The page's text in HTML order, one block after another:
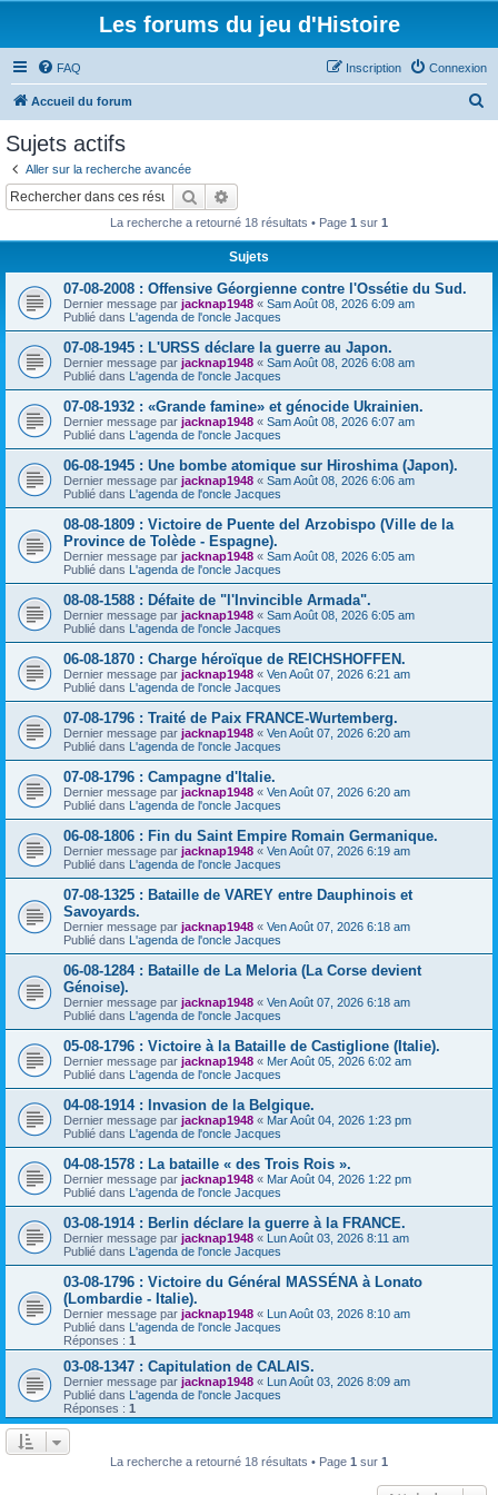
Les forums du jeu d'Histoire
FAQ Connexion
Inscription
Accueil du forum
Sujets actifs
Aller sur la recherche avancée
Rechercher
La recherche a retourné 18 résultats • Page 1 sur 1
Sujets
07-08-2008 : Offensive Géorgienne contre l'Ossétie du Sud.
Dernier message par jacknap1948 « Sam Août 08, 2026 6:09 am
Publié dans L'agenda de l'oncle Jacques
07-08-1945 : L'URSS déclare la guerre au Japon.
Dernier message par jacknap1948 « Sam Août 08, 2026 6:08 am
Publié dans L'agenda de l'oncle Jacques
07-08-1932 : «Grande famine» et génocide Ukrainien.
Dernier message par jacknap1948 « Sam Août 08, 2026 6:07 am
Publié dans L'agenda de l'oncle Jacques
06-08-1945 : Une bombe atomique sur Hiroshima (Japon).
Dernier message par jacknap1948 « Sam Août 08, 2026 6:06 am
Publié dans L'agenda de l'oncle Jacques
08-08-1809 : Victoire de Puente del Arzobispo (Ville de la
Province de Tolède - Espagne).
Dernier message par jacknap1948 « Sam Août 08, 2026 6:05 am
Publié dans L'agenda de l'oncle Jacques
08-08-1588 : Défaite de "l'Invincible Armada".
Dernier message par jacknap1948 « Sam Août 08, 2026 6:05 am
Publié dans L'agenda de l'oncle Jacques
06-08-1870 : Charge héroïque de REICHSHOFFEN.
Dernier message par jacknap1948 « Ven Août 07, 2026 6:21 am
Publié dans L'agenda de l'oncle Jacques
07-08-1796 : Traité de Paix FRANCE-Wurtemberg.
Dernier message par jacknap1948 « Ven Août 07, 2026 6:20 am
Publié dans L'agenda de l'oncle Jacques
07-08-1796 : Campagne d'Italie.
Dernier message par jacknap1948 « Ven Août 07, 2026 6:20 am
Publié dans L'agenda de l'oncle Jacques
06-08-1806 : Fin du Saint Empire Romain Germanique.
Dernier message par jacknap1948 « Ven Août 07, 2026 6:19 am
Publié dans L'agenda de l'oncle Jacques
07-08-1325 : Bataille de VAREY entre Dauphinois et
Savoyards.
Dernier message par jacknap1948 « Ven Août 07, 2026 6:18 am
Publié dans L'agenda de l'oncle Jacques
06-08-1284 : Bataille de La Meloria (La Corse devient
Génoise).
Dernier message par jacknap1948 « Ven Août 07, 2026 6:18 am
Publié dans L'agenda de l'oncle Jacques
05-08-1796 : Victoire à la Bataille de Castiglione (Italie).
Dernier message par jacknap1948 « Mer Août 05, 2026 6:02 am
Publié dans L'agenda de l'oncle Jacques
04-08-1914 : Invasion de la Belgique.
Dernier message par jacknap1948 « Mar Août 04, 2026 1:23 pm
Publié dans L'agenda de l'oncle Jacques
04-08-1578 : La bataille « des Trois Rois ».
Dernier message par jacknap1948 « Mar Août 04, 2026 1:22 pm
Publié dans L'agenda de l'oncle Jacques
03-08-1914 : Berlin déclare la guerre à la FRANCE.
Dernier message par jacknap1948 « Lun Août 03, 2026 8:11 am
Publié dans L'agenda de l'oncle Jacques
03-08-1796 : Victoire du Général MASSÉNA à Lonato
(Lombardie - Italie).
Dernier message par jacknap1948 « Lun Août 03, 2026 8:10 am
Publié dans L'agenda de l'oncle Jacques
Réponses : 1
03-08-1347 : Capitulation de CALAIS.
Dernier message par jacknap1948 « Lun Août 03, 2026 8:09 am
Publié dans L'agenda de l'oncle Jacques
Réponses : 1
La recherche a retourné 18 résultats • Page 1 sur 1